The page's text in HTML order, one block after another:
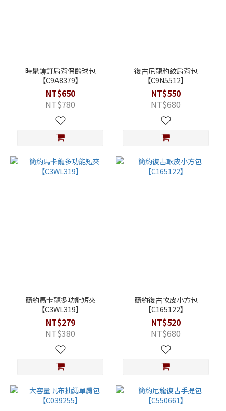
時髦鉚釘肩背保齡球包
【C9A8379】
NT$650
NT$780
復古尼龍豹紋肩背包
【C9N5512】
NT$550
NT$680
簡約馬卡龍多功能短夾
【C3WL319】
NT$279
NT$380
簡約復古軟皮小方包
【C165122】
NT$520
NT$680